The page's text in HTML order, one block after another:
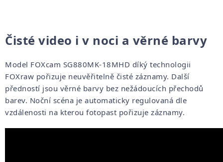
Čisté video i v noci a věrné barvy
Model FOXcam SG880MK-18MHD díký technologii
FOXraw pořizuje neuvěřitelně čisté záznamy. Další
předností jsou věrné barvy bez nežádoucích přechodů
barev. Noční scéna je automaticky regulovaná dle
vzdálenosti na kterou fotopast pořizuje záznamy.